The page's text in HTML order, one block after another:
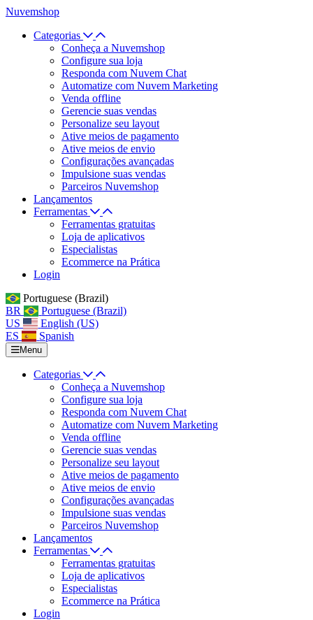
Nuvemshop
Categorias
Conheça a Nuvemshop
Configure sua loja
Responda com Nuvem Chat
Automatize com Nuvem Marketing
Venda offline
Gerencie suas vendas
Personalize seu layout
Ative meios de pagamento
Ative meios de envio
Configurações avançadas
Impulsione suas vendas
Parceiros Nuvemshop
Lançamentos
Ferramentas
Ferramentas gratuitas
Loja de aplicativos
Especialistas
Ecommerce na Prática
Login
Portuguese (Brazil)
BR
Portuguese (Brazil)
US
English (US)
ES
Spanish
Menu
Categorias
Conheça a Nuvemshop
Configure sua loja
Responda com Nuvem Chat
Automatize com Nuvem Marketing
Venda offline
Gerencie suas vendas
Personalize seu layout
Ative meios de pagamento
Ative meios de envio
Configurações avançadas
Impulsione suas vendas
Parceiros Nuvemshop
Lançamentos
Ferramentas
Ferramentas gratuitas
Loja de aplicativos
Especialistas
Ecommerce na Prática
Login